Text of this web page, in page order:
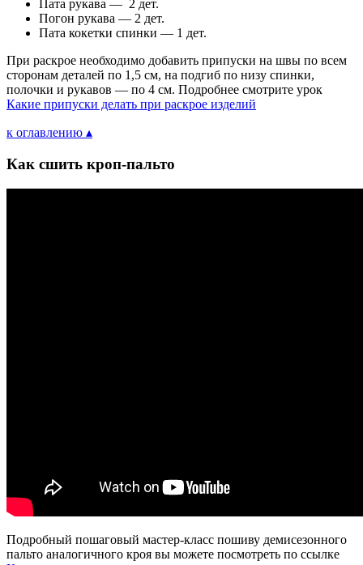
Пата рукава — 2 дет.
Погон рукава — 2 дет.
Пата кокетки спинки — 1 дет.
При раскрое необходимо добавить припуски на швы по всем
сторонам деталей по 1,5 см, на подгиб по низу спинки,
полочки и рукавов — по 4 см. Подробнее смотрите урок
Какие припуски делать при раскрое изделий
к оглавлению ▴
Как сшить кроп-пальто
Подробный пошаговый мастер-класс пошиву демисезонного
пальто аналогичного кроя вы можете посмотреть по ссылке